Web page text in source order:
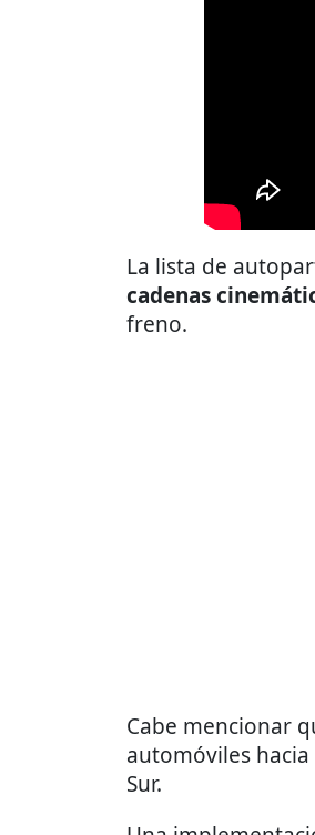
La lista de
cadenas
freno.
Cabe mencionar
automóviles hacia
Sur.